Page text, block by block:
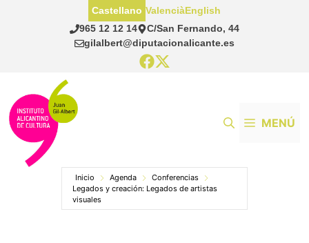
965 12 12 14
C/San Fernando, 44
gilalbert@diputacionalicante.es
Castellano ValenciàEnglish
MENÚ
Inicio Agenda
Conferencias
Legados y creación: Legados de artistas
visuales